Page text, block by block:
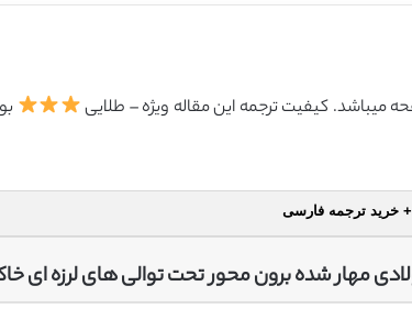
+ خرید ترجمه فارسی
مهار شده برون محور تحت توالی های لرزه ای